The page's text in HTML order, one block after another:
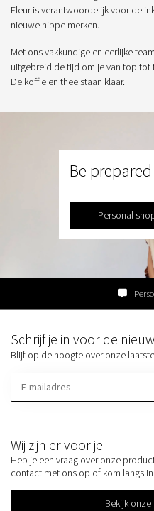
Fleur is verantwoordelijk voor de
nieuwe hippe merken.
Met ons vakkundige en eerlijke
uitgebreid de tijd om je van top tot
De koffie en thee staan klaar.
Be
Personal
Wij zijn er voor je
Heb je een vraag over onze
contact met ons op of kom langs
Bekijk
Schrijf je in voor de
Blijf op de hoogte over onze